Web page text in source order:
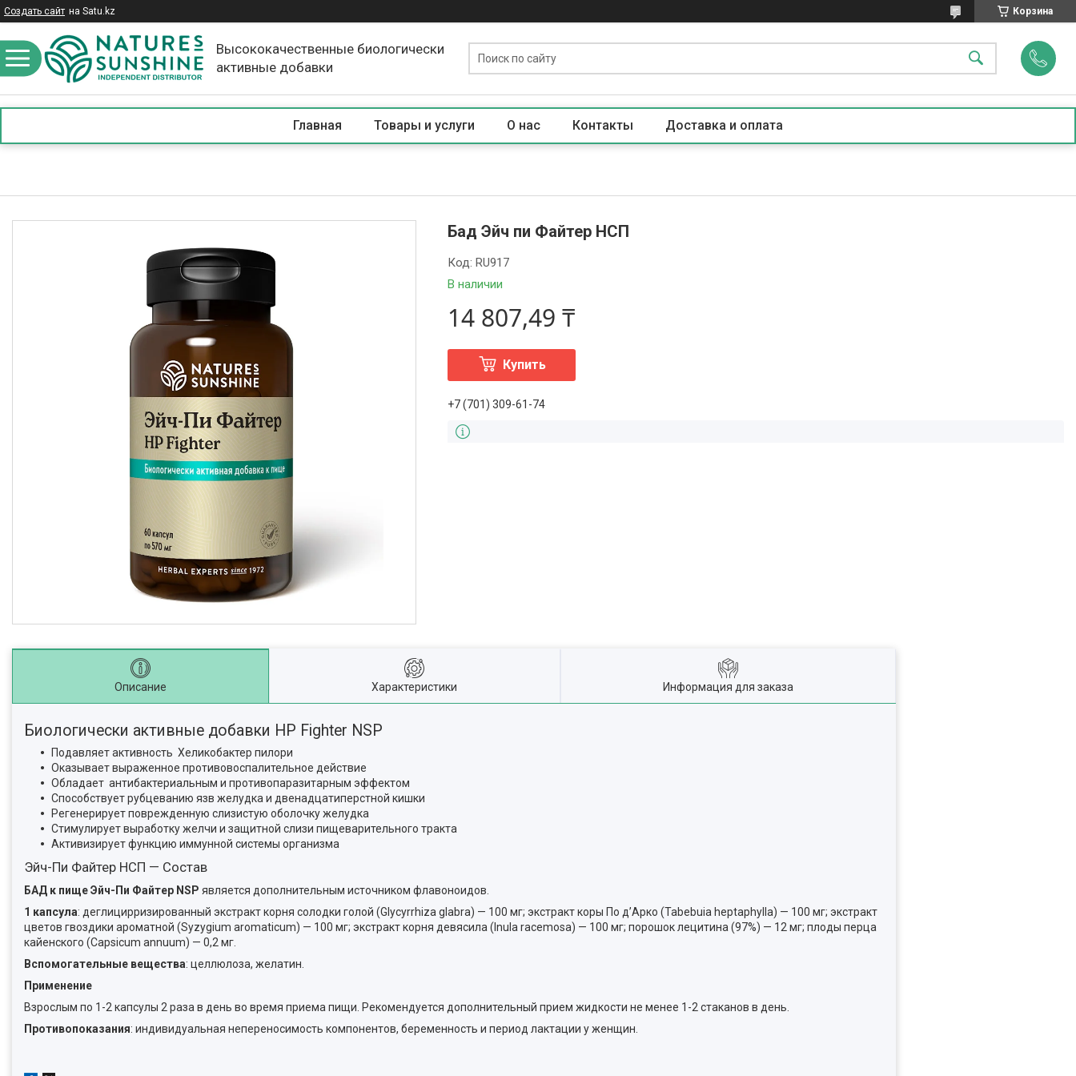
Создать сайт на Satu.kz Корзина
Высококачественные биологически
активные добавки
Главная Товары и услуги О нас Контакты Доставка и оплата
Бад Эйч пи Файтер НСП
В наличии
Код:RU917
14 807,49 ₸
Купить
+7 (701) 309-61-74
Описание Характеристики Информация для заказа
Биологически активные добавки HP Fighter NSP
Подавляет активность Хеликобактер пилори
Оказывает выраженное противовоспалительное действие
Обладает антибактериальным и противопаразитарным эффектом
Способствует рубцеванию язв желудка и двенадцатиперстной кишки
Регенерирует поврежденную слизистую оболочку желудка
Стимулирует выработку желчи и защитной слизи пищеварительного тракта
Активизирует функцию иммунной системы организма
Эйч-Пи Файтер НСП — Состав
БАД к пище Эйч-Пи Файтер NSP является дополнительным источником флавоноидов.
1 капсула: деглицирризированный экстракт корня солодки голой (Glycyrrhiza glabra) — 100 мг; экстракт коры По д’Арко (Tabebuia heptaphylla) — 100 мг; экстракт
цветов гвоздики ароматной (Syzygium aromaticum) — 100 мг; экстракт корня девясила (Inula racemosa) — 100 мг; порошок лецитина (97%) — 12 мг; плоды перца
кайенского (Capsicum annuum) — 0,2 мг.
Вспомогательные вещества: целлюлоза, желатин.
Применение
Взрослым по 1-2 капсулы 2 раза в день во время приема пищи. Рекомендуется дополнительный прием жидкости не менее 1-2 стаканов в день.
Противопоказания: индивидуальная непереносимость компонентов, беременность и период лактации у женщин.